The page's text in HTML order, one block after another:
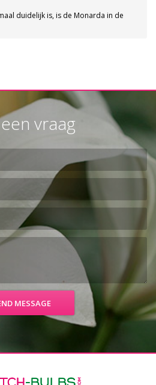
duidelijk is, is de Monarda in de
vraag